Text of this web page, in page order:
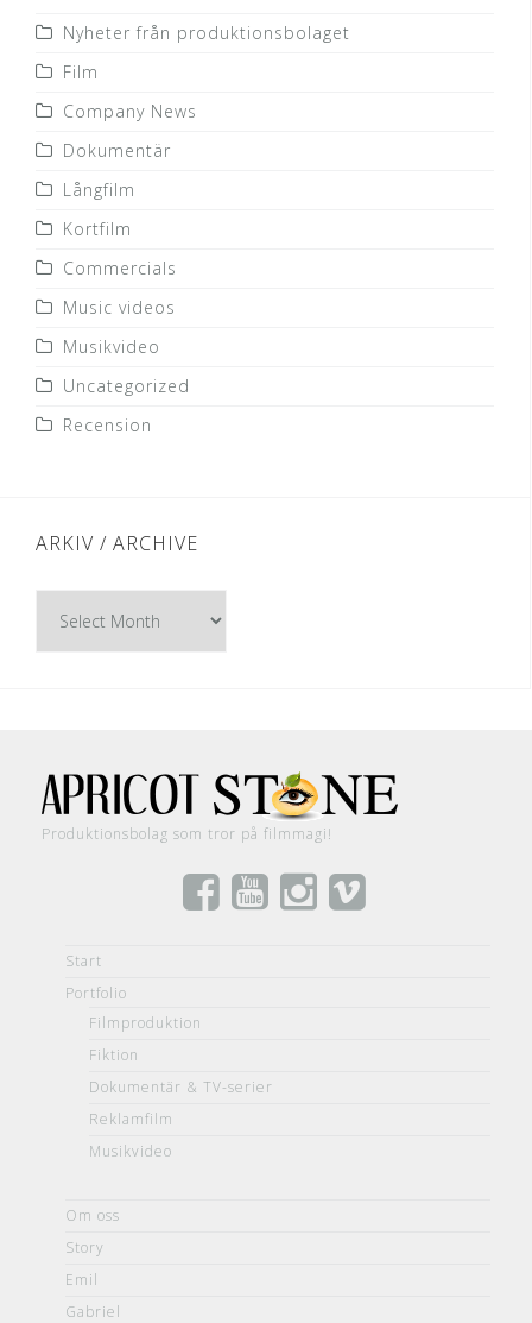
Nyheter från produktionsbolaget
Film
Company News
Dokumentär
Långfilm
Kortfilm
Commercials
Music videos
Musikvideo
Uncategorized
Recension
ARKIV / ARCHIVE
Produktionsbolag som tror på filmmagi!
Start
Portfolio
Filmproduktion
Fiktion
Dokumentär & TV-serier
Reklamfilm
Musikvideo
Om oss
Story
Emil
Gabriel